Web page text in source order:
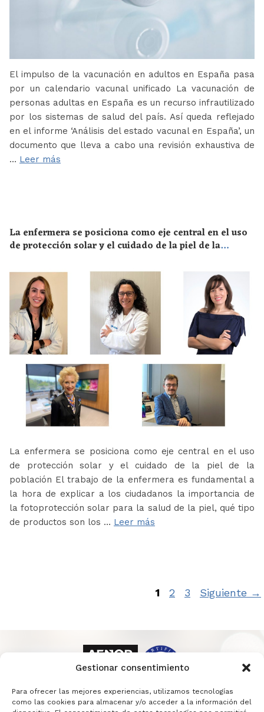
Gestionar consentimiento
Para ofrecer las mejores experiencias, utilizamos tecnologías
como las cookies para almacenar y/o acceder a la información del
El impulso de la vacunación en adultos en España pasa
por un calendario vacunal unificado La vacunación de
personas adultas en España es un recurso infrautilizado
por los sistemas de salud del país. Así queda reflejado
en el informe ‘Análisis del estado vacunal en España’, un
documento que lleva a cabo una revisión exhaustiva de
… Leer más
La enfermera se posiciona como eje central en el uso
de protección solar y el cuidado de la piel de la
La enfermera se posiciona como eje central en el uso
de protección solar y el cuidado de la piel de la
población El trabajo de la enfermera es fundamental a
la hora de explicar a los ciudadanos la importancia de
la fotoprotección solar para la salud de la piel, qué tipo
de productos son los … Leer más
Página
1 Página
2 Página
3 Siguiente →